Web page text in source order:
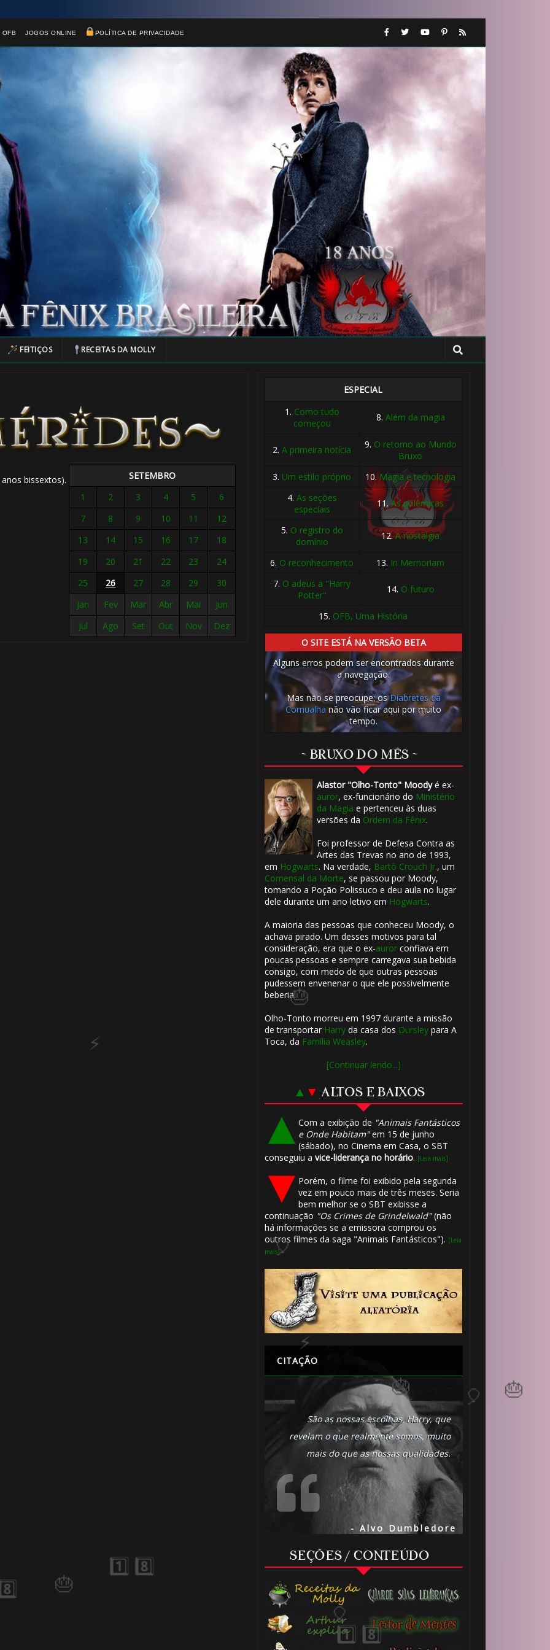
OFB JOGOS ONLINE POLÍTICA DE PRIVACIDADE
FEITIÇOS RECEITAS DA MOLLY
SETEMBRO
1
2 3 4 5
6
7
8 9 10 11
12
13
14 15 16 17
18
19
20 21 22 23
24
25
26 27 28 29
30
Jan
Fev Mar Abr Mai
Jun
Jul
Ago Set Out Nov Dez
bissextos).
ESPECIAL
1. Como tudo
começou
8. Além da magia
2.A primeira notícia 9. O retorno ao Mundo
Bruxo
3. Um estilo próprio 10.Magia e tecnologia
4. As seções
especiais
11.As polêmicas
5. O registro do
domínio
12.A nostalgia
6. O reconhecimento 13. In Memoriam
7. O adeus a "Harry
Potter"
14. O futuro
15. OFB, Uma História
O SITE ESTÁ NA VERSÃO BETA
Alguns erros podem ser encontrados durante
a navegação.
Mas não se preocupe: osDiabretes da
Cornualha não vão ficar aqui por muito
tempo.
~ BRUXO DO MÊS ~
Alastor "Olho-Tonto" Moodyé ex-
auror, ex-funcionário do Ministério
da Magia e pertenceu às duas
versões da Ordem da Fênix.
Foi professor de Defesa Contra as
Artes das Trevas no ano de 1993,
em Hogwarts. Na verdade, Bartô Crouch Jr., um
Comensal da Morte, se passou por Moody,
tomando a Poção Polissuco e deu aula no lugar
dele durante um ano letivo em Hogwarts.
A maioria das pessoas que conheceu Moody, o
achava pirado. Um desses motivos para tal
consideração, era que o ex-aurorconfiava em
poucas pessoas e sempre carregava sua bebida
consigo, com medo de que outras pessoas
pudessem envenenar o que ele possivelmente
beberia.
Olho-Tonto morreu em 1997 durante a missão
de transportar Harryda casa dos Dursleypara A
Toca, da Família Weasley.
[Continuar lendo...]
▲ ▼ ALTOS E BAIXOS
Com a exibição de "Animais Fantásticos
e Onde Habitam"em 15 de junho
(sábado), no Cinema em Casa, o SBT
conseguiu a vice-liderança no horário. [Leia mais]
Porém, o filme foi exibido pela segunda
vez em pouco mais de três meses. Seria
bem melhor se o SBT exibisse a
continuação "Os Crimes de Grindelwald"(não
há informações se a emissora comprou os
outros filmes da saga "Animais Fantásticos"). [Leia
mais]
CITAÇÃO
São as nossas escolhas, Harry, que
revelam o que realmente somos, muito
mais do que as nossas qualidades.
- Alvo Dumbledore
SEÇÕES / CONTEÚDO
🎂
🎈
1️⃣ 8️⃣
1️⃣ 8️⃣
⚡
⚡
🎈
🎈